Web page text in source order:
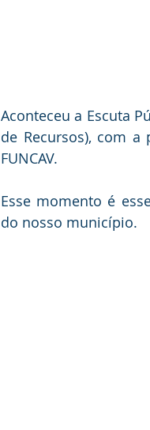
Aconteceu a Escuta
de Recursos), com a
FUNCAV.
Esse momento é
do nosso município.